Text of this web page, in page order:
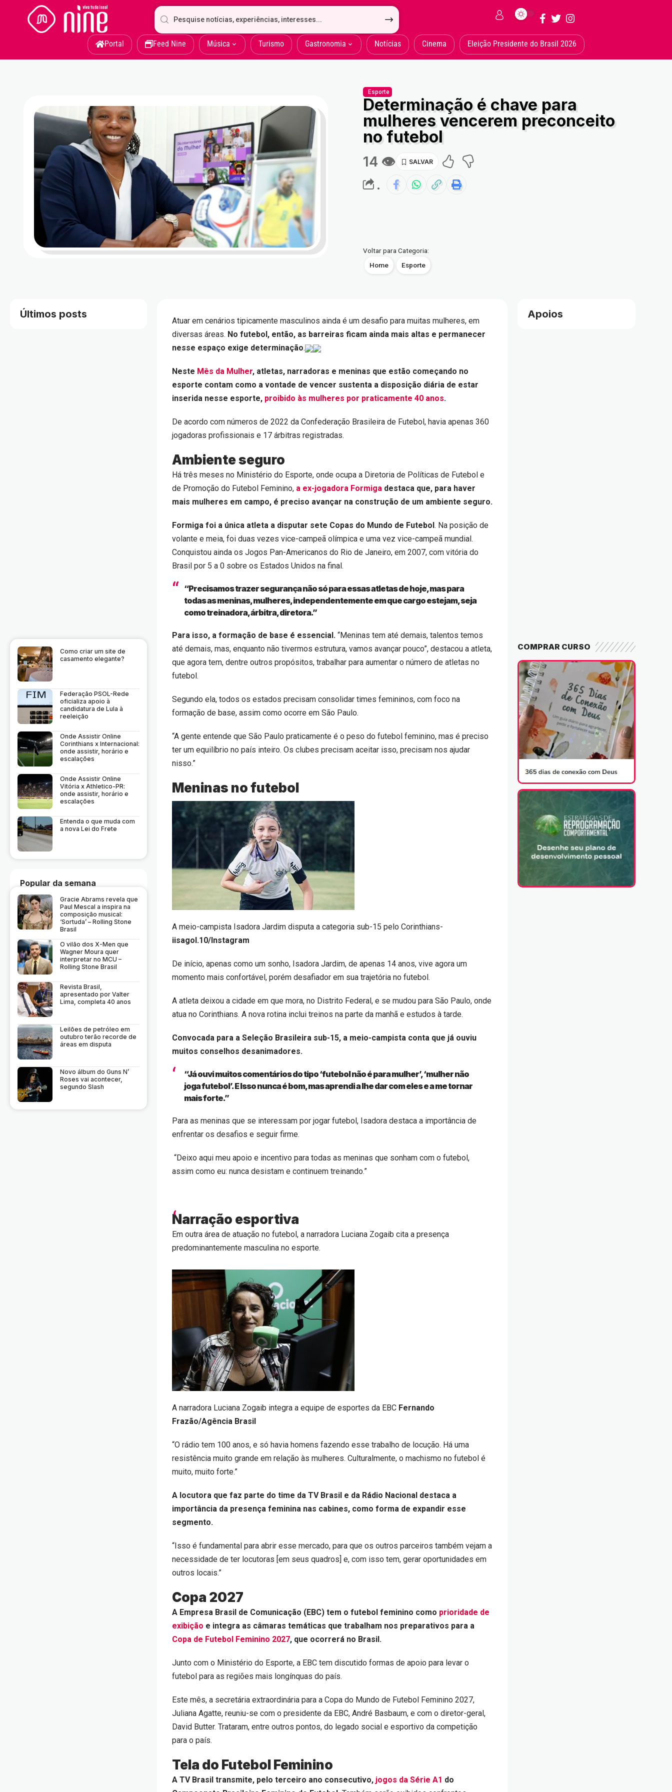
Portal Feed Nine Música Turismo Gastronomia Notícias Cinema Eleição Presidente do Brasil 2026
Esporte
Determinação é chave para
mulheres vencerem preconceito
no futebol
14 👁
.
Voltar para Categoria:
Home
Esporte
Últimos posts
Como criar um site de
casamento elegante?
Federação PSOL-Rede
oficializa apoio à
candidatura de Lula à
reeleição
Onde Assistir Online
Corinthians x Internacional:
onde assistir, horário e
escalações
Onde Assistir Online
Vitória x Athletico-PR:
onde assistir, horário e
escalações
Entenda o que muda com
a nova Lei do Frete
Popular da semana
Gracie Abrams revela que
Paul Mescal a inspira na
composição musical:
‘Sortuda’ – Rolling Stone
Brasil
O vilão dos X-Men que
Wagner Moura quer
interpretar no MCU –
Rolling Stone Brasil
Revista Brasil,
apresentado por Valter
Lima, completa 40 anos
Leilões de petróleo em
outubro terão recorde de
áreas em disputa
Novo álbum do Guns N’
Roses vai acontecer,
segundo Slash
Atuar em cenários tipicamente masculinos ainda é um desafio para muitas mulheres, em
diversas áreas. No futebol, então, as barreiras ficam ainda mais altas e permanecer
nesse espaço exige determinação.
Neste Mês da Mulher, atletas, narradoras e meninas que estão começando no
esporte contam como a vontade de vencer sustenta a disposição diária de estar
inserida nesse esporte, proibido às mulheres por praticamente 40 anos.
De acordo com números de 2022 da Confederação Brasileira de Futebol, havia apenas 360
jogadoras profissionais e 17 árbitras registradas.
Ambiente seguro
Há três meses no Ministério do Esporte, onde ocupa a Diretoria de Políticas de Futebol e
de Promoção do Futebol Feminino, a ex-jogadora Formiga destaca que, para haver
mais mulheres em campo, é preciso avançar na construção de um ambiente seguro.
Formiga foi a única atleta a disputar sete Copas do Mundo de Futebol. Na posição de
volante e meia, foi duas vezes vice-campeã olímpica e uma vez vice-campeã mundial.
Conquistou ainda os Jogos Pan-Americanos do Rio de Janeiro, em 2007, com vitória do
Brasil por 5 a 0 sobre os Estados Unidos na final.
“Precisamos trazer segurança não só para essas atletas de hoje, mas para
todas as meninas, mulheres, independentemente em que cargo estejam, seja
como treinadora, árbitra, diretora.”
Para isso, a formação de base é essencial. “Meninas tem até demais, talentos temos
até demais, mas, enquanto não tivermos estrutura, vamos avançar pouco”, destacou a atleta,
que agora tem, dentre outros propósitos, trabalhar para aumentar o número de atletas no
futebol.
Segundo ela, todos os estados precisam consolidar times femininos, com foco na
formação de base, assim como ocorre em São Paulo.
“A gente entende que São Paulo praticamente é o peso do futebol feminino, mas é preciso
ter um equilíbrio no país inteiro. Os clubes precisam aceitar isso, precisam nos ajudar
nisso.”
Meninas no futebol
A meio-campista Isadora Jardim disputa a categoria sub-15 pelo Corinthians-
iisagol.10/Instagram
De início, apenas como um sonho, Isadora Jardim, de apenas 14 anos, vive agora um
momento mais confortável, porém desafiador em sua trajetória no futebol.
A atleta deixou a cidade em que mora, no Distrito Federal, e se mudou para São Paulo, onde
atua no Corinthians. A nova rotina inclui treinos na parte da manhã e estudos à tarde.
Convocada para a Seleção Brasileira sub-15, a meio-campista conta que já ouviu
muitos conselhos desanimadores.
“Já ouvi muitos comentários do tipo ‘futebol não é para mulher’, ‘mulher não
joga futebol’. E Isso nunca é bom, mas aprendi a lhe dar com eles e a me tornar
mais forte.”
Para as meninas que se interessam por jogar futebol, Isadora destaca a importância de
enfrentar os desafios e seguir firme.
“Deixo aqui meu apoio e incentivo para todas as meninas que sonham com o futebol,
assim como eu: nunca desistam e continuem treinando.”
Narração esportiva
Em outra área de atuação no futebol, a narradora Luciana Zogaib cita a presença
predominantemente masculina no esporte.
A narradora Luciana Zogaib integra a equipe de esportes da EBC Fernando
Frazão/Agência Brasil
“O rádio tem 100 anos, e só havia homens fazendo esse trabalho de locução. Há uma
resistência muito grande em relação às mulheres. Culturalmente, o machismo no futebol é
muito, muito forte.”
A locutora que faz parte do time da TV Brasil e da Rádio Nacional destaca a
importância da presença feminina nas cabines, como forma de expandir esse
segmento.
“Isso é fundamental para abrir esse mercado, para que os outros parceiros também vejam a
necessidade de ter locutoras [em seus quadros] e, com isso tem, gerar oportunidades em
outros locais.”
Copa 2027
A Empresa Brasil de Comunicação (EBC) tem o futebol feminino como prioridade de
exibição e integra as câmaras temáticas que trabalham nos preparativos para a
Copa de Futebol Feminino 2027, que ocorrerá no Brasil.
Junto com o Ministério do Esporte, a EBC tem discutido formas de apoio para levar o
futebol para as regiões mais longínquas do país.
Este mês, a secretária extraordinária para a Copa do Mundo de Futebol Feminino 2027,
Juliana Agatte, reuniu-se com o presidente da EBC, André Basbaum, e com o diretor-geral,
David Butter. Trataram, entre outros pontos, do legado social e esportivo da competição
para o país.
Tela do Futebol Feminino
A TV Brasil transmite, pelo terceiro ano consecutivo, jogos da Série A1 do
Apoios
COMPRAR CURSO